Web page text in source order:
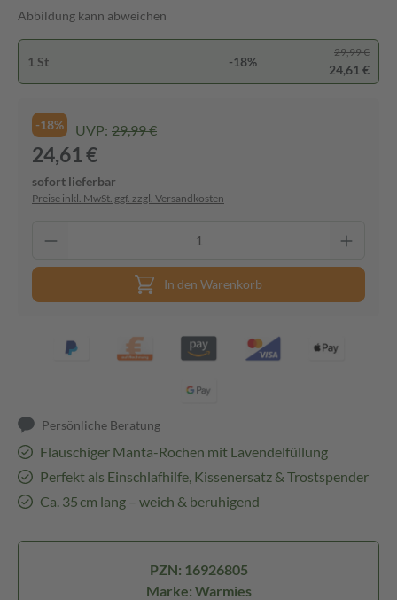
Abbildung kann abweichen
1 St -18%
29,99 €
24,61 €
-18% UVP: 29,99 €
24,61 €
sofort lieferbar
Preise inkl. MwSt. ggf. zzgl. Versandkosten
In den Warenkorb
Persönliche Beratung
Flauschiger Manta-Rochen mit Lavendelfüllung
Perfekt als Einschlafhilfe, Kissenersatz & Trostspender
Ca. 35 cm lang – weich & beruhigend
PZN: 16926805
Marke: Warmies